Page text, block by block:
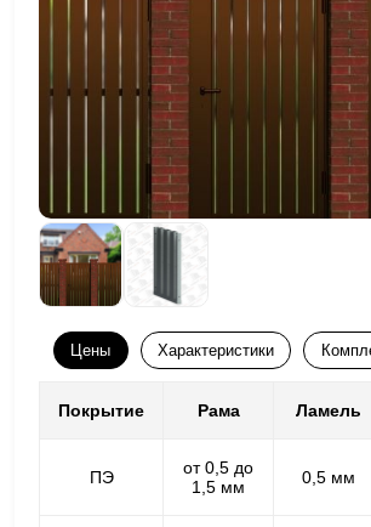
Цены Характеристики
Покрытие Рама Ламель
ПЭ
от 0,5 до
1,5 мм
0,5 мм